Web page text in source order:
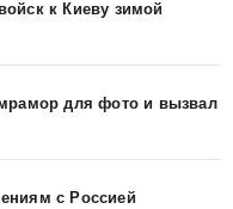
к Киеву зимой
для фото и вызвал
с Россией